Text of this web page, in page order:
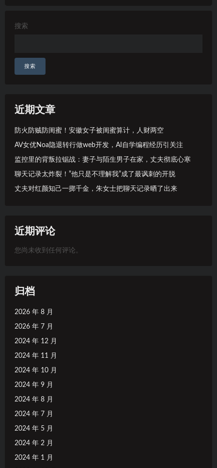
搜索
搜索
近期文章
防火防贼防闺蜜！安徽女子被闺蜜算计，人财两空
AV女优Noa隐退转行做web开发，AI自学编程经历引关注
监控里的背叛拉锯战：妻子与陌生男子在家，丈夫彻底心寒
聊天记录太炸裂！”他只是不理解我”成了最讽刺的开脱
丈夫对红颜知己一掷千金，朱女士把聊天记录晒了出来
近期评论
您尚未收到任何评论。
归档
2026 年 8 月
2026 年 7 月
2024 年 12 月
2024 年 11 月
2024 年 10 月
2024 年 9 月
2024 年 8 月
2024 年 7 月
2024 年 5 月
2024 年 2 月
2024 年 1 月